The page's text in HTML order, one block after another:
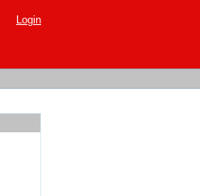
Login